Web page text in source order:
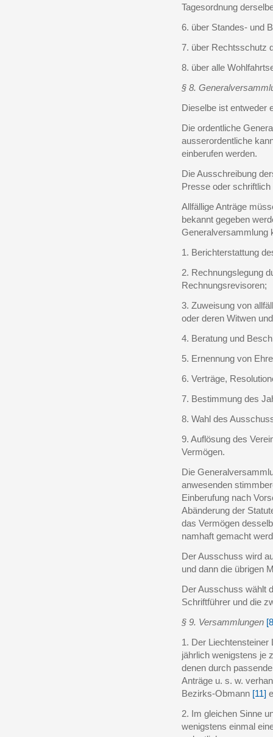
Tagesordnung
6. über Standes- und
7. über Rechtsschutz
8. über alle
§ 8.
Dieselbe ist entweder
Die ordentliche
ausserordentliche
einberufen werden.
Die Ausschreibung
Presse oder
Allfällige Anträge
bekannt gegeben
Generalversammlung
1. Berichterstattung
2. Rechnungslegung
Rechnungsrevisoren;
3. Zuweisung von
oder deren Witwen
4. Beratung und
5. Ernennung von
6. Verträge,
7. Bestimmung des
8. Wahl des
9. Auflösung des
Vermögen.
Die
anwesenden
Einberufung nach
Abänderung der
das Vermögen
namhaft gemacht
Der Ausschuss wird
und dann die übrigen
Der Ausschuss wählt
Schriftführer und die
§ 9. Versammlungen
1. Der Liechtensteiner
jährlich wenigstens je
denen durch
Anträge u. s. w.
Bezirks-Obmann [11]
2. Im gleichen Sinne
wenigstens einmal